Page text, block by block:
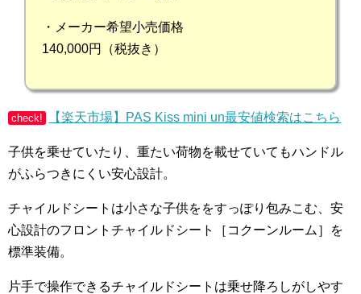
・メーカー希望小売価格
140,000円（税抜き）
check! 【楽天市場】PAS Kiss mini un最安値検索はこちら
子供を乗せていたり、重たい荷物を載せていてもハンドル
がふらつきにくい安心設計。
チャイルドシートは小さな子供ををすっぽり包みこむ、安
心設計のフロントチャイルドシート［コクーンルーム］を
標準装備。
片手で操作できるチャイルドシートは乗せ降ろしがしやす